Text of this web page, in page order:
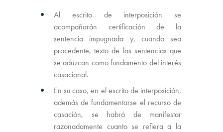
Al escrito de interposición se
acompañarán certificación de la
sentencia impugnada y, cuando sea
procedente, texto de las sentencias que
se aduzcan como fundamento del interés
casacional.
En su caso, en el escrito de interposición,
además de fundamentarse el recurso de
casación, se habrá de manifestar
razonadamente cuanto se refiera a la